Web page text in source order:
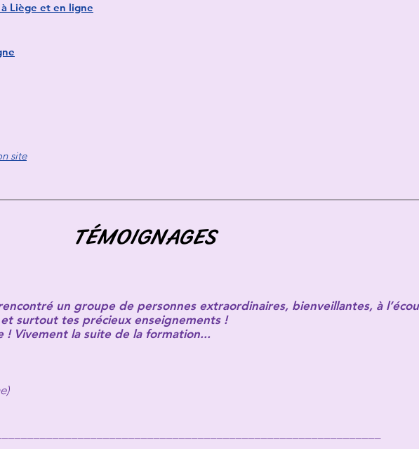
Liège et en ligne
site
TÉMOIGNAGES
un groupe de personnes extraordinaires, bienveillantes, à
surtout tes précieux enseignements !
! Vivement la suite de la formation...